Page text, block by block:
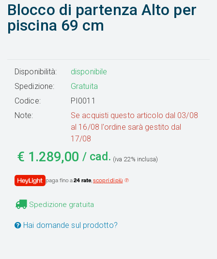
Blocco di partenza Alto per
piscina 69 cm
Disponibilità:
disponibile
Spedizione:
Gratuita
Codice:
PI0011
Note:
Se acquisti questo articolo dal 03/08
al 16/08 l'ordine sarà gestito dal
17/08
€ 1.289,00 / cad. (iva 22% inclusa)
paga fino a24 rate,scopri di più
Spedizione gratuita
Hai domande sul prodotto?